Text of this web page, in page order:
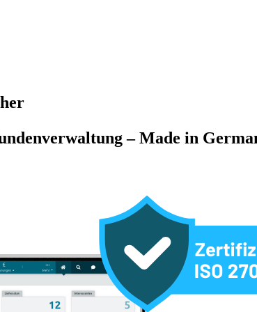
– Made in